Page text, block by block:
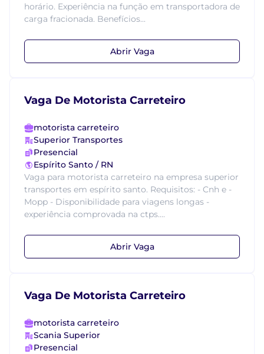
horário. Experiência na função em transportadora de
carga fracionada. Benefícios...
Abrir Vaga
Vaga De Motorista Carreteiro
motorista carreteiro
Superior Transportes
Presencial
Espírito Santo / RN
Vaga para motorista carreteiro na empresa superior
transportes em espírito santo. Requisitos: - Cnh e -
Mopp - Disponibilidade para viagens longas -
experiência comprovada na ctps....
Abrir Vaga
Vaga De Motorista Carreteiro
motorista carreteiro
Scania Superior
Presencial